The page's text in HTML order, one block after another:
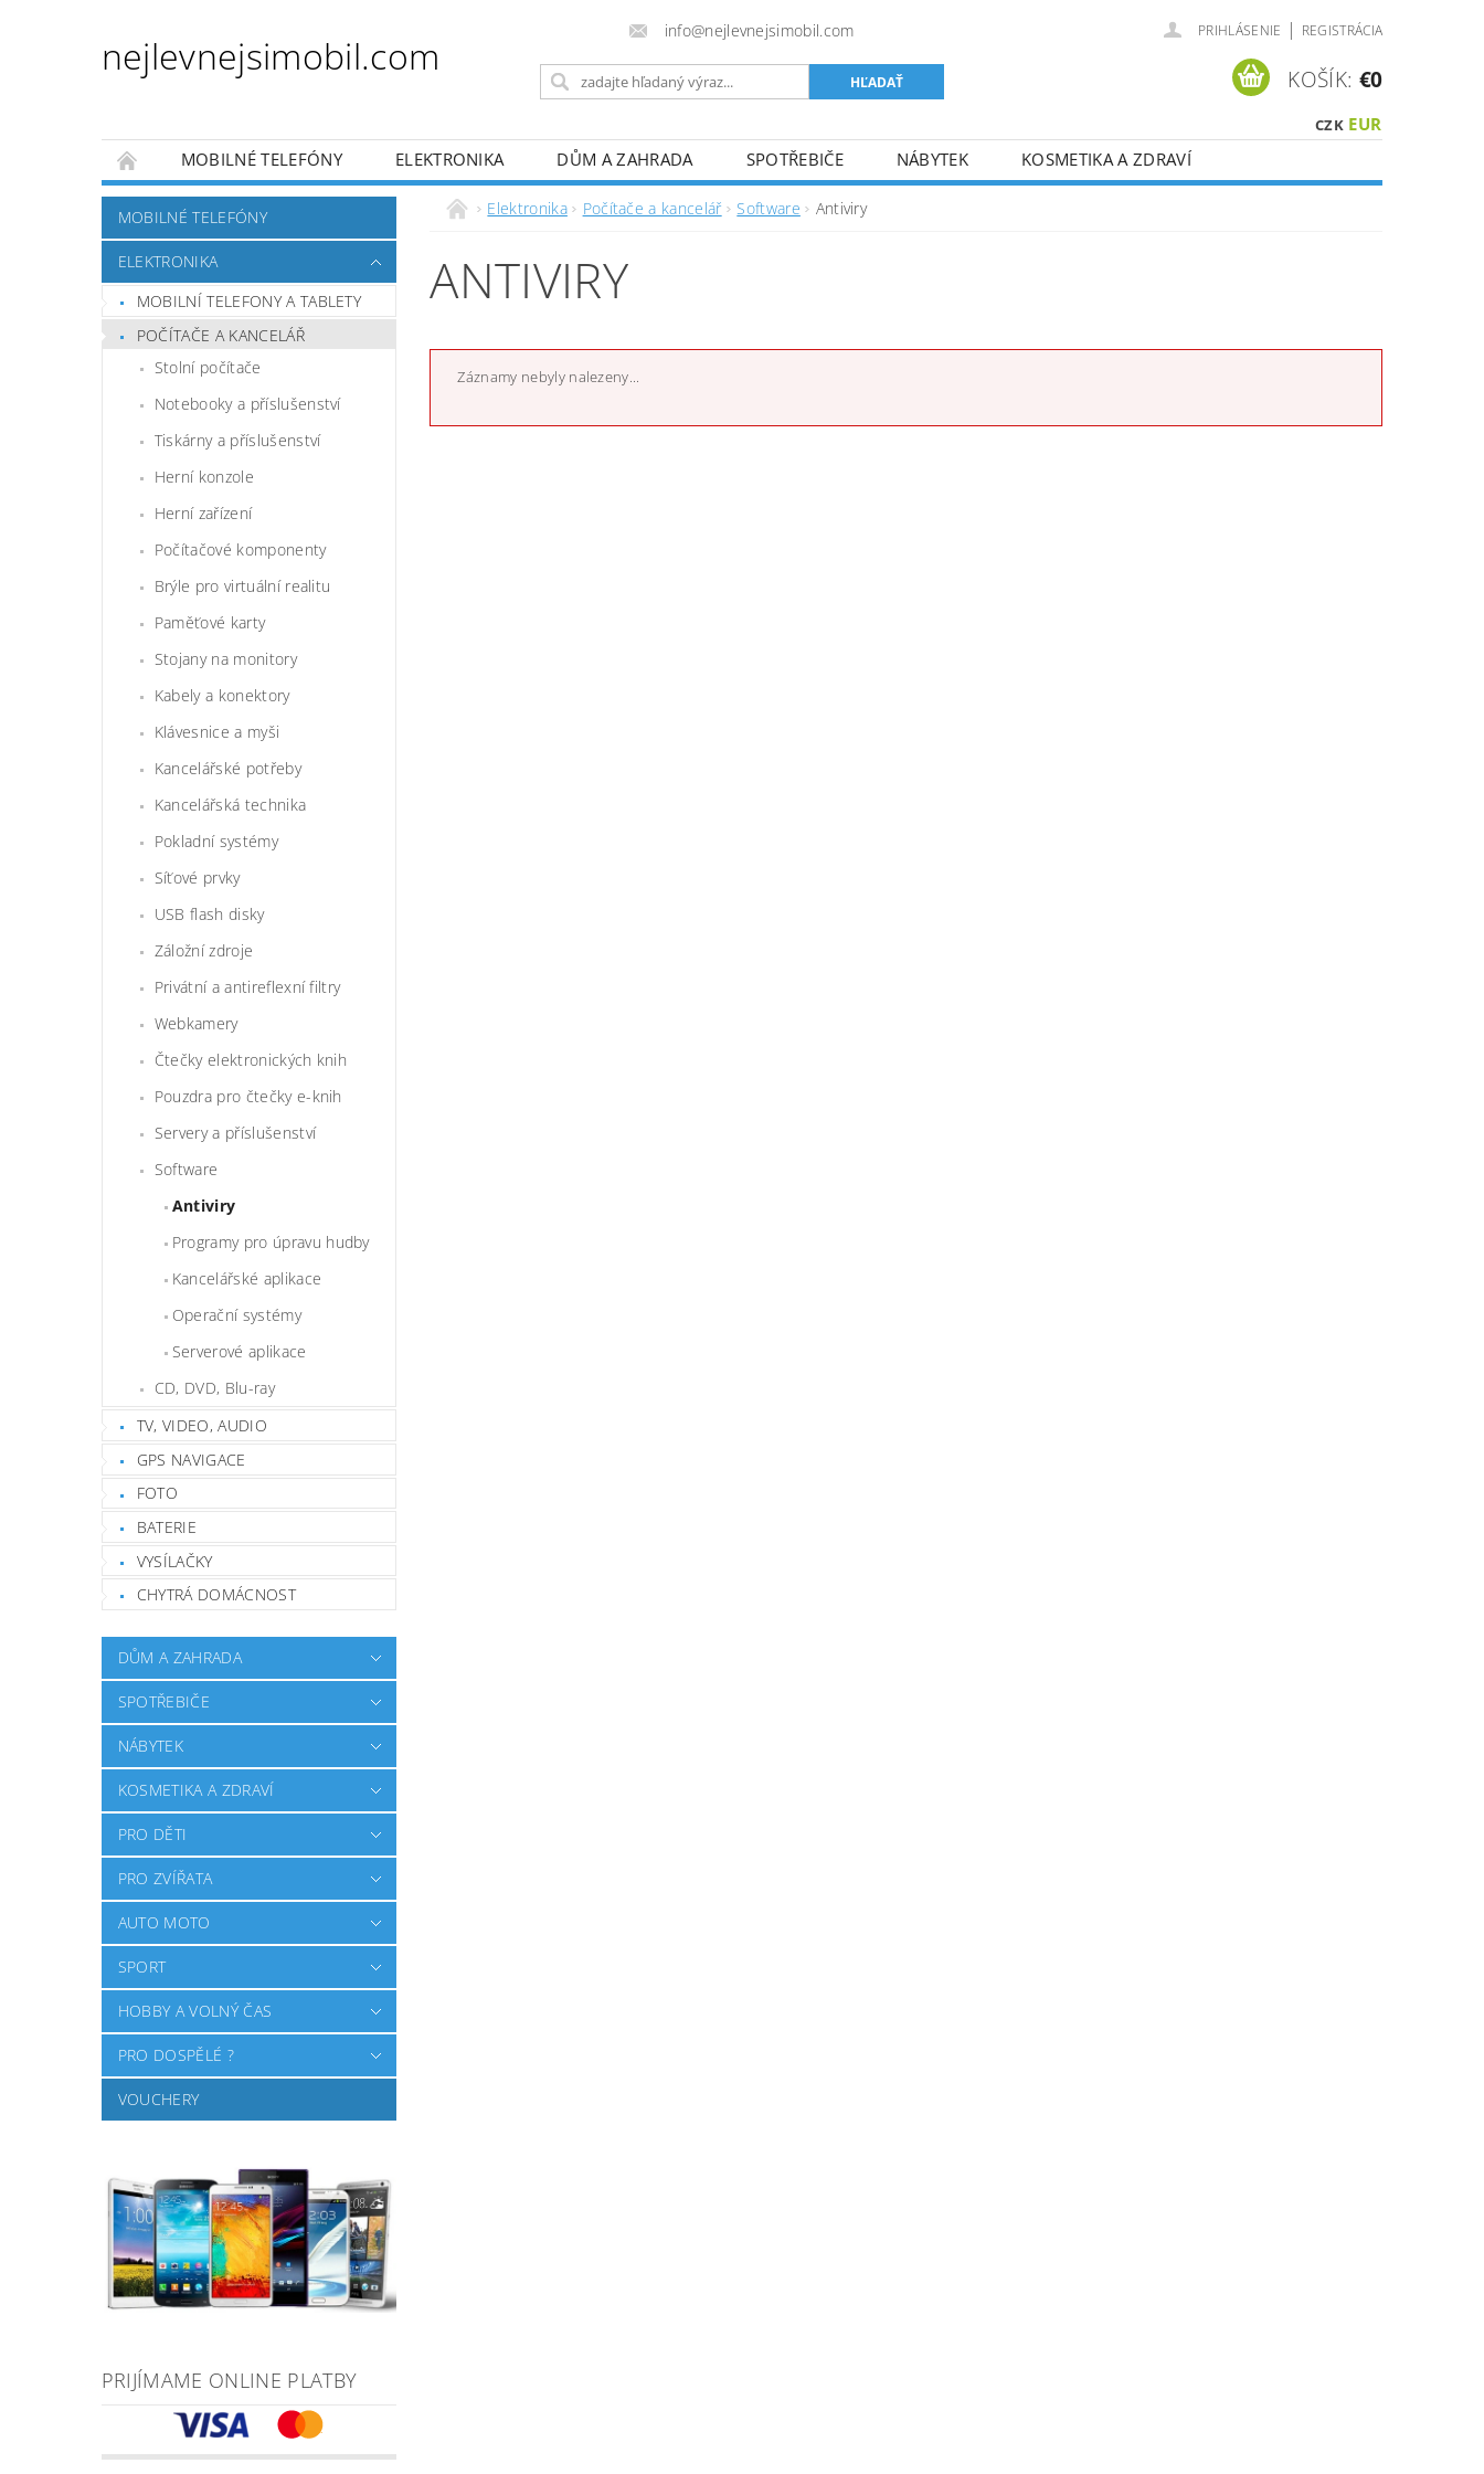
nejlevnejsimobil.com
info@nejlevnejsimobil.com PRIHLÁSENIE | REGISTRÁCIA
CZK EUR
KOŠÍK: €0
MOBILNÉ TELEFÓNY ELEKTRONIKA DŮM A ZAHRADA SPOTŘEBIČE NÁBYTEK
KOSMETIKA A ZDRAVÍ
PRO DĚTI
PRO ZVÍŘATA AUTO MOTO SPORT HOBBY A VOLNÝ ČAS
OBCHODNÍ PODMÍNKY
NAPÍŠTE NÁM
MOBILNÉ TELEFÓNY
ELEKTRONIKA
MOBILNÍ TELEFONY A TABLETY
POČÍTAČE A KANCELÁŘ
Stolní počítače
Notebooky a příslušenství
Tiskárny a příslušenství
Herní konzole
Herní zařízení
Počítačové komponenty
Brýle pro virtuální realitu
Paměťové karty
Stojany na monitory
Kabely a konektory
Klávesnice a myši
Kancelářské potřeby
Kancelářská technika
Pokladní systémy
Síťové prvky
USB flash disky
Záložní zdroje
Privátní a antireflexní filtry
Webkamery
Čtečky elektronických knih
Pouzdra pro čtečky e-knih
Servery a příslušenství
Software
Antiviry
Programy pro úpravu hudby
Kancelářské aplikace
Operační systémy
Serverové aplikace
CD, DVD, Blu-ray
TV, VIDEO, AUDIO
GPS NAVIGACE
FOTO
BATERIE
VYSÍLAČKY
CHYTRÁ DOMÁCNOST
DŮM A ZAHRADA
SPOTŘEBIČE
NÁBYTEK
KOSMETIKA A ZDRAVÍ
PRO DĚTI
PRO ZVÍŘATA
AUTO MOTO
SPORT
HOBBY A VOLNÝ ČAS
PRO DOSPĚLÉ ?
VOUCHERY
PRIJÍMAME ONLINE PLATBY
Elektronika Počítače a kancelář Software Antiviry
ANTIVIRY
Záznamy nebyly nalezeny...